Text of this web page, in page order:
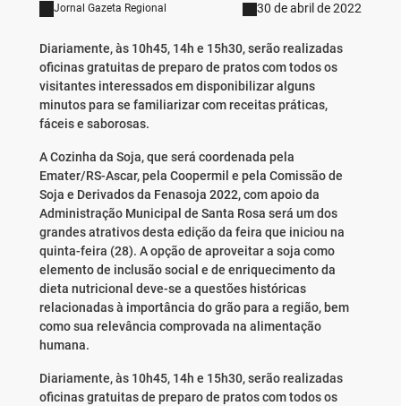
Jornal Gazeta Regional 30 de abril de 2022
Diariamente, às 10h45, 14h e 15h30, serão realizadas
oficinas gratuitas de preparo de pratos com todos os
visitantes interessados em disponibilizar alguns
minutos para se familiarizar com receitas práticas,
fáceis e saborosas.
A Cozinha da Soja, que será coordenada pela
Emater/RS-Ascar, pela Coopermil e pela Comissão de
Soja e Derivados da Fenasoja 2022, com apoio da
Administração Municipal de Santa Rosa será um dos
grandes atrativos desta edição da feira que iniciou na
quinta-feira (28). A opção de aproveitar a soja como
elemento de inclusão social e de enriquecimento da
dieta nutricional deve-se a questões históricas
relacionadas à importância do grão para a região, bem
como sua relevância comprovada na alimentação
humana.
Diariamente, às 10h45, 14h e 15h30, serão realizadas
oficinas gratuitas de preparo de pratos com todos os